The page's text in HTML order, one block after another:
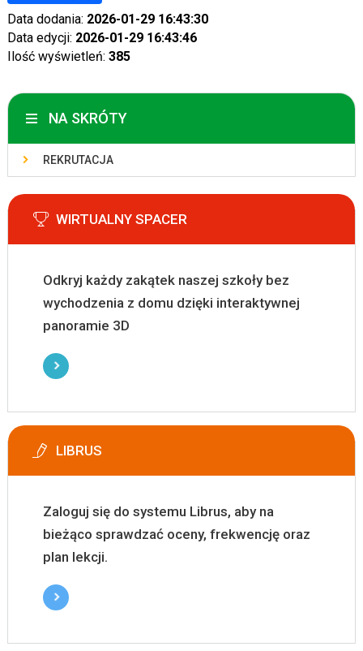
Data dodania: 2026-01-29 16:43:30
Data edycji: 2026-01-29 16:43:46
Ilość wyświetleń: 385
NA SKRÓTY
REKRUTACJA
WIRTUALNY SPACER
Odkryj każdy zakątek naszej szkoły bez
wychodzenia z domu dzięki interaktywnej
panoramie 3D
LIBRUS
Zaloguj się do systemu Librus, aby na
bieżąco sprawdzać oceny, frekwencję oraz
plan lekcji.